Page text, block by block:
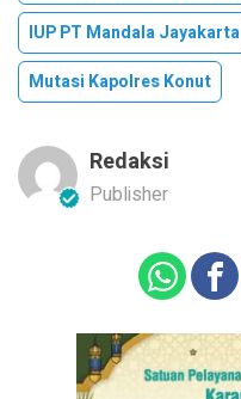
IUP PT Mandala Jayakarta
Mutasi Kapolres Konut
Redaksi
Publisher